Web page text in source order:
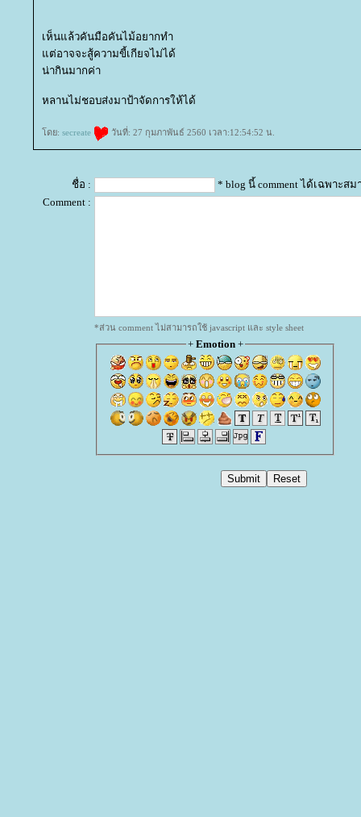
เห็นแล้วคันมือคันไม้อยากทำ
ต่อาจจะสู้ความขี้เกียจไม่ได้
น่ากินมากค่า
หลานไม่ชอบส่งมาป้าจัดการให้ได้
ดย: secreate วันที่: 27 กุมภาพันธ์ 2560 เวลา:12:54:52 น.
ชื่อ :
* blog นี้ comment ได้เฉพาะสม
Comment :
*ส่วน comment ไม่สามารถใช้ javascript และ style sheet
+ Emotion+